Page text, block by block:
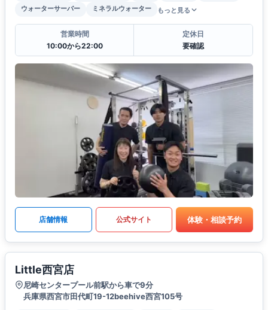
ウォーターサーバー
ミネラルウォーター もっと見る
営業時間
10:00から22:00
定休日
要確認
店舗情報 公式サイト 体験・相談予約
Little西宮店
尼崎センタープール前駅から車で9分
兵庫県西宮市田代町19-12beehive西宮105号